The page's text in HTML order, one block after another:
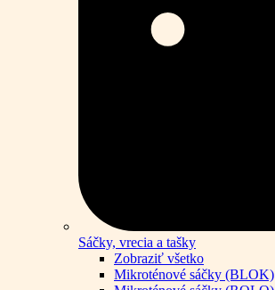
Sáčky, vrecia a tašky
Zobraziť všetko
Mikroténové sáčky (BLOK)